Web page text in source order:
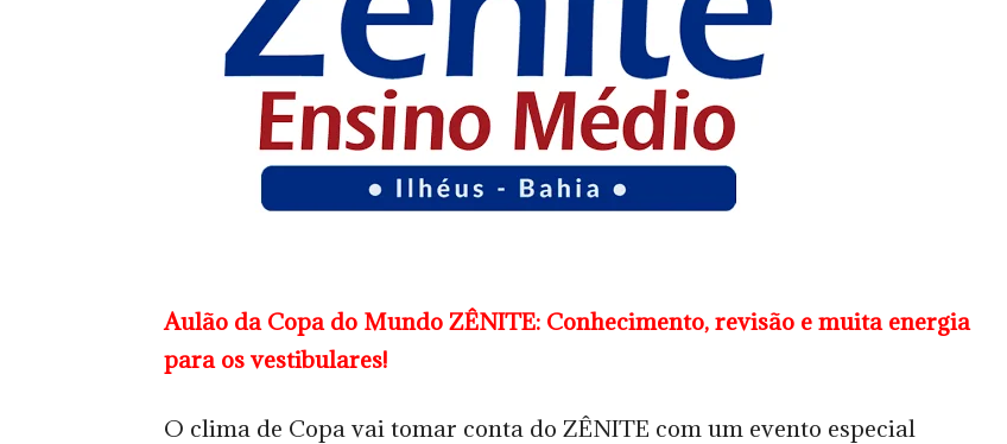
Aulão da Copa do Mundo ZÊNITE: Conhecimento, revisão e muita energia
para os vestibulares!
O clima de Copa vai tomar conta do ZÊNITE com um evento especial